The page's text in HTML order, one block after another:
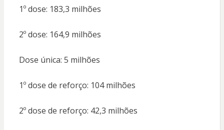
1º dose: 183,3 milhões
2º dose: 164,9 milhões
Dose única: 5 milhões
1º dose de reforço: 104 milhões
2º dose de reforço: 42,3 milhões